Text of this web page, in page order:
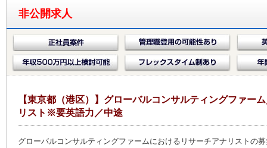
非公開求人
【東京都（港区）】グローバルコンサルティングファー
リスト※要英語力／中途
グローバルコンサルティングファームにおけるリサーチアナリストの